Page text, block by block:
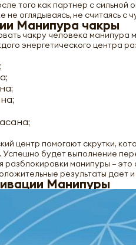
того как партнер с сильной
оглядываясь, не считаясь с
Манипура чакры
чакру человека
энергетического центра
центр помогают скрутки,
Успешно будет выполнение
манипуры – это
результаты дает
Манипуры